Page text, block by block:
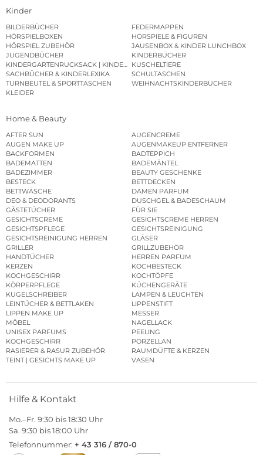
Kinder
BILDERBÜCHER
FEDERMAPPEN
HÖRSPIELBOXEN
HÖRSPIELE & FIGUREN
HÖRSPIEL ZUBEHÖR
JAUSENBOX & KINDER LUNCHBOX
JUGENDBÜCHER
KINDERBÜCHER
KINDERGARTENRUCKSACK | KINDERGARTENBEUTEL
KUSCHELTIERE
SACHBÜCHER & KINDERLEXIKA
SCHULTASCHEN
TURNBEUTEL & SPORTTASCHEN
WEIHNACHTSKINDERBÜCHER
KLEIDER
Home & Beauty
AFTER SUN
AUGENCREME
AUGEN MAKE UP
AUGENMAKEUP ENTFERNER
BACKFORMEN
BADTEPPICH
BADEMATTEN
BADEMÄNTEL
BADEZIMMER
BEAUTY GESCHENKE
BESTECK
BETTDECKEN
BETTWÄSCHE
DAMEN PARFUM
DEO & DEODORANTS
DUSCHGEL & BADESCHAUM
GÄSTETÜCHER
FÜR SIE
GESICHTSCREME
GESICHTSCREME HERREN
GESICHTSPFLEGE
GESICHTSREINIGUNG
GESICHTSREINIGUNG HERREN
GLÄSER
GRILLER
GRILLZUBEHÖR
HANDTÜCHER
HERREN PARFUM
KERZEN
KOCHBESTECK
KOCHGESCHIRR
KOCHTÖPFE
KÖRPERPFLEGE
KÜCHENGERÄTE
KUGELSCHREIBER
LAMPEN & LEUCHTEN
LEINTÜCHER & BETTLAKEN
LIPPENSTIFT
LIPPEN MAKE UP
MESSER
MÖBEL
NAGELLACK
UNISEX PARFUMS
PEELING
KOCHGESCHIRR
PORZELLAN
RASIERER & RASUR ZUBEHÖR
RAUMDÜFTE & KERZEN
TEINT | GESICHTS MAKE UP
VASEN
Hilfe & Kontakt
Mo.–Fr. 9:30 bis 18:30 Uhr
Sa. 9:30 bis 18:00 Uhr
Telefonnummer: + 43 316 / 870-0